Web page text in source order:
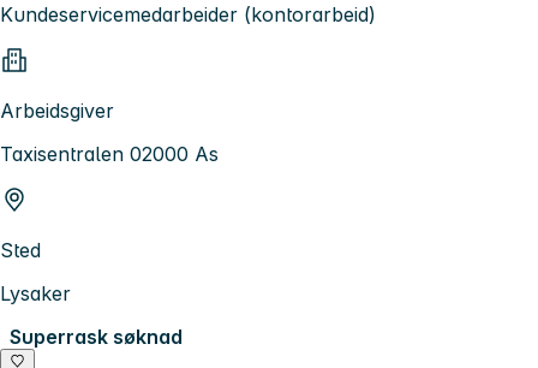
Kundeservicemedarbeider (kontorarbeid)
Arbeidsgiver
Taxisentralen 02000 As
Sted
Lysaker
Superrask søknad